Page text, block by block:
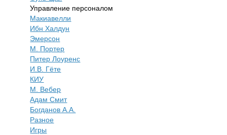
Управление персоналом
Макиавелли
Ибн Халдун
Эмерсон
М. Портер
Питер Лоуренс
И.В. Гёте
КИУ
М. Вебер
Адам Смит
Богданов А.А.
Разное
Игры